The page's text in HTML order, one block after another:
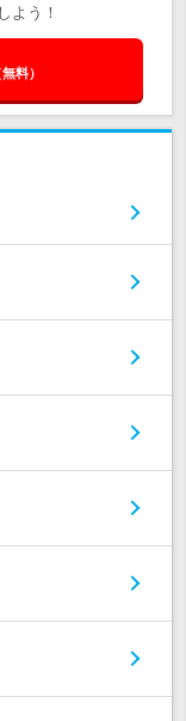
よう！
料）